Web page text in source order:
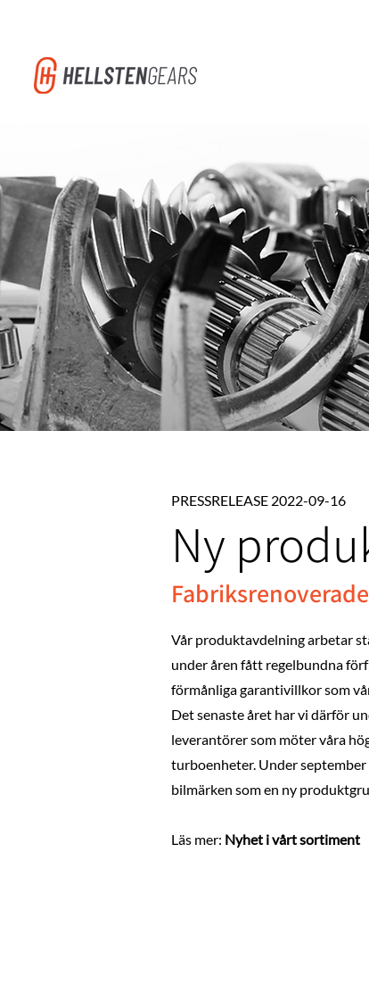
PRESSRELEASE 2022-09-16
Ny
Vår produktavdelning arbetar
under åren fått regelbundna
förmånliga garantivillkor som
Det senaste året har vi därför
leverantörer som möter våra
turboenheter. Under
bilmärken som en ny
Läs mer: Nyhet i vårt sortiment